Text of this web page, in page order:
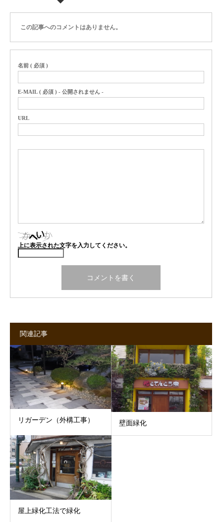
この記事へのコメントはありません。
名前 ( 必須 )
E-MAIL ( 必須 ) - 公開されません -
URL
上に表示された文字を入力してください。
関連記事
リガーデン（外構工事） 壁面緑化
屋上緑化工法で緑化